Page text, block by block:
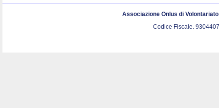
Associazione Onlus di
Codice Fiscale.